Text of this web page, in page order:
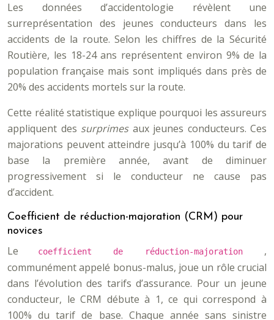
Les données d’accidentologie révèlent une
surreprésentation des jeunes conducteurs dans les
accidents de la route. Selon les chiffres de la Sécurité
Routière, les 18-24 ans représentent environ 9% de la
population française mais sont impliqués dans près de
20% des accidents mortels sur la route.
Cette réalité statistique explique pourquoi les assureurs
appliquent des surprimes aux jeunes conducteurs. Ces
majorations peuvent atteindre jusqu’à 100% du tarif de
base la première année, avant de diminuer
progressivement si le conducteur ne cause pas
d’accident.
Coefficient de réduction-majoration (CRM) pour
novices
Le coefficient de réduction-majoration ,
communément appelé bonus-malus, joue un rôle crucial
dans l’évolution des tarifs d’assurance. Pour un jeune
conducteur, le CRM débute à 1, ce qui correspond à
100% du tarif de base. Chaque année sans sinistre